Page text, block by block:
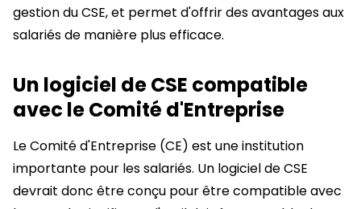
gestion du CSE, et permet d'offrir des avantages aux
salariés de manière plus efficace.
Un logiciel de CSE compatible
avec le Comité d'Entreprise
Le Comité d'Entreprise (CE) est une institution
importante pour les salariés. Un logiciel de CSE
devrait donc être conçu pour être compatible avec